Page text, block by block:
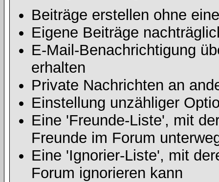
Beiträge erstellen ohne
Eigene Beiträge
E-Mail-Benachrichtigung
erhalten
Private Nachrichten an
Einstellung unzähliger
Eine 'Freunde-Liste', mit
Freunde im Forum
Eine 'Ignorier-Liste', mit
Forum ignorieren kann